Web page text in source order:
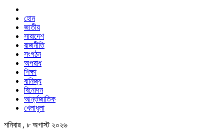
হোম
জাতীয়
সারাদেশ
রাজনীতি
সংগঠন
অপরাধ
শিক্ষা
বানিজ্য
বিনোদন
আর্ন্তজাতিক
খেলাধুলা
শনিবার , ৮ অগাস্ট ২০২৬